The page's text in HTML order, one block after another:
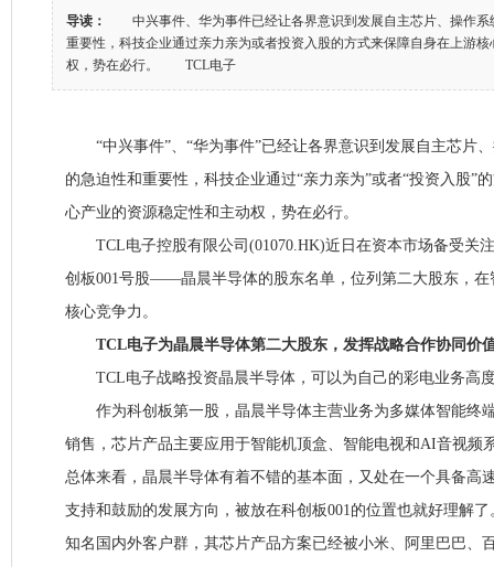
导读：
中兴事件、华为事件已经让各界意识到发展自主芯片、操作系
重要性，科技企业通过亲力亲为或者投资入股的方式来保障自身在上游
权，势在必行。 TCL电子
“中兴事件”、“华为事件”已经让各界意识到发展自主芯片
的急迫性和重要性，科技企业通过“亲力亲为”或者“投资入股”
心产业的资源稳定性和主动权，势在必行。
TCL电子控股有限公司(01070.HK)近日在资本市场备受关
创板001号股——晶晨半导体的股东名单，位列第二大股东，在
核心竞争力。
TCL电子为晶晨半导体第二大股东，发挥战略合作协同价
TCL电子战略投资晶晨半导体，可以为自己的彩电业务高
作为科创板第一股，晶晨半导体主营业务为多媒体智能终
销售，芯片产品主要应用于智能机顶盒、智能电视和AI音视频
总体来看，晶晨半导体有着不错的基本面，又处在一个具备高
支持和鼓励的发展方向，被放在科创板001的位置也就好理解
知名国内外客户群，其芯片产品方案已经被小米、阿里巴巴、